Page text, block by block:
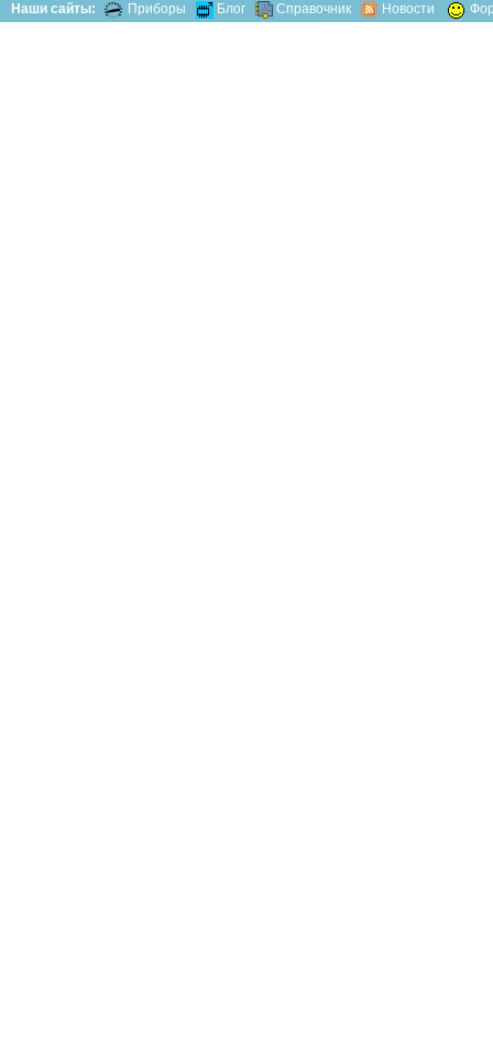
Наши сайты: Приборы Блог Справочник Новости